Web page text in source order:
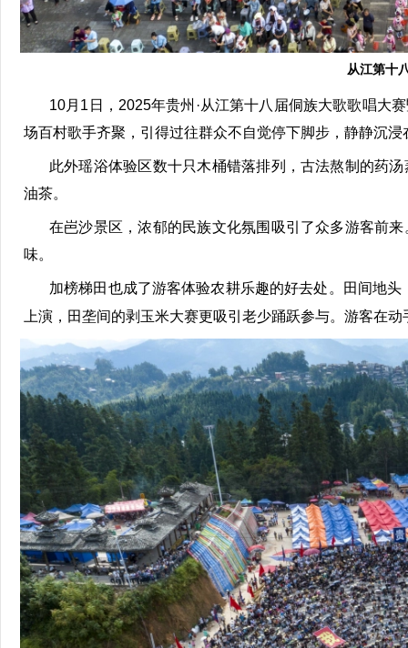
从江第十
10月 1 日， 2025年贵州·从江第十八届侗族大歌歌唱大
场百村歌手齐聚，引得过往群众不自觉停下脚步，静静沉浸
此外瑶浴体验区数十只木桶错落排列，古法熬制的药
油茶。
在岜沙景区，浓郁的民族文化氛围吸引了众多游客前
味。
加榜梯田也成了游客体验农耕乐趣的好去处。田间地
上演，田垄间的剥玉米大赛更吸引老少踊跃参与。游客在